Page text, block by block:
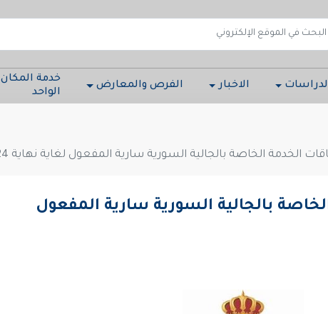
الاخبار الفرص والمعارض
خدمة المكان
الواحد
الخدمة الخاصة بالجالية السورية سارية المفعول لغاية نهاية 31/12/2024
بالجالية السورية سارية المفعول